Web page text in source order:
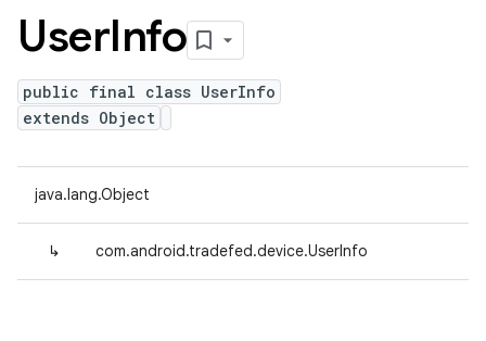
UserInfo
public final class UserInfo
extends Object
java.lang.Object
↳ com.android.tradefed.device.UserInfo